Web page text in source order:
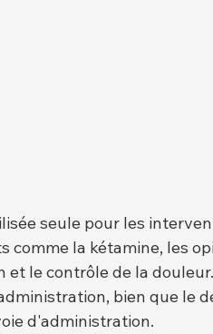
seule pour les
comme la kétamine, les
et le contrôle de la
bien que le
d'administration.